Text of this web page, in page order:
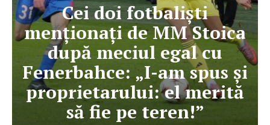
Cei doi fotbaliști
menționați de MM Stoica
după meciul egal cu
Fenerbahce: „I-am spus și
proprietarului: el merită
să fie pe teren!”